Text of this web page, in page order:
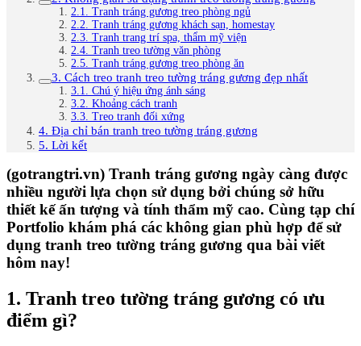
2.1. Tranh tráng gương treo phòng ngủ
2.2. Tranh tráng gương khách sạn, homestay
2.3. Tranh trang trí spa, thẩm mỹ viện
2.4. Tranh treo tường văn phòng
2.5. Tranh tráng gương treo phòng ăn
3. Cách treo tranh treo tường tráng gương đẹp nhất
3.1. Chú ý hiệu ứng ánh sáng
3.2. Khoảng cách tranh
3.3. Treo tranh đối xứng
4. Địa chỉ bán tranh treo tường tráng gương
5. Lời kết
(gotrangtri.vn) Tranh tráng gương ngày càng được
nhiều người lựa chọn sử dụng bởi chúng sở hữu
thiết kế ấn tượng và tính thẩm mỹ cao. Cùng tạp chí
Portfolio khám phá các không gian phù hợp để sử
dụng tranh treo tường tráng gương qua bài viết
hôm nay!
1. Tranh treo tường tráng gương có ưu
điểm gì?